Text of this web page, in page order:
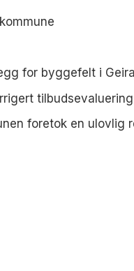
for byggefelt i
tilbudsevaluering
foretok en